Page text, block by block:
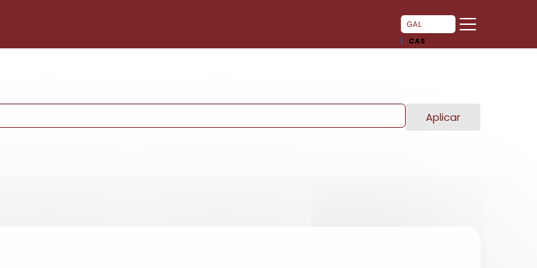
GAL
CAS
Aplicar